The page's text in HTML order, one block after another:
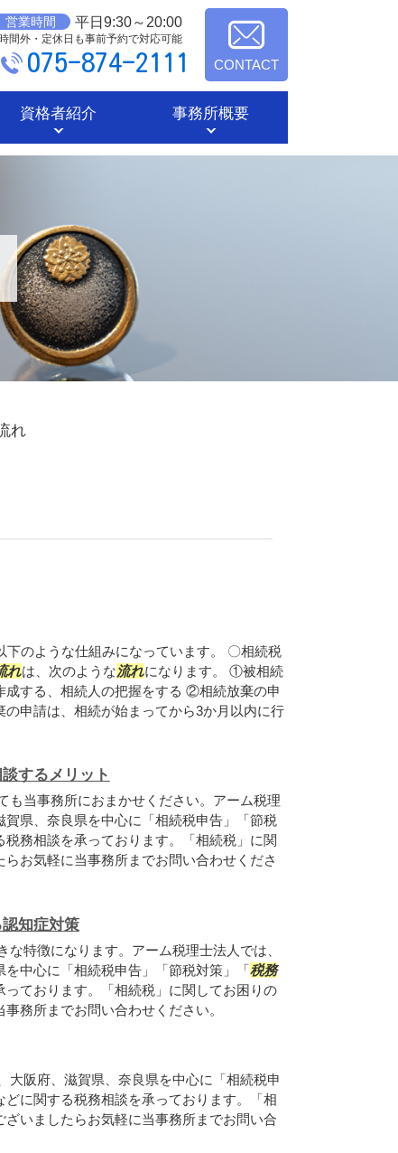
営業時間 平日9:30～20:00
間外・定休日も事前予約で対応可能
075-874-2111 CONTACT
資格者紹介 事務所概要
れ
下のような仕組みになっています。 〇相続税
れは、次のような流れになります。 ①被相続
成する、相続人の把握をする ②相続放棄の申
申請は、相続が始まってから3か月以内に行
するメリット
も当事務所におまかせください。アーム税理
県、奈良県を中心に「相続税申告」「節税
税務相談を承っております。「相続税」に関
お気軽に当事務所までお問い合わせくださ
知症対策
な特徴になります。アーム税理士法人では、
中心に「相続税申告」「節税対策」「税務
ております。「相続税」に関してお困りの
務所までお問い合わせください。
大阪府、滋賀県、奈良県を中心に「相続税申
どに関する税務相談を承っております。「相
いましたらお気軽に当事務所までお問い合